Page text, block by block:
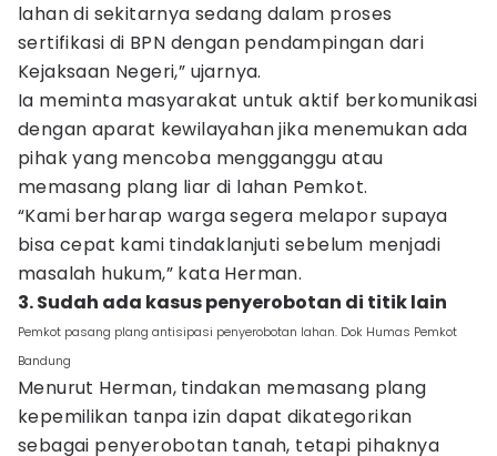
lahan di sekitarnya sedang dalam proses
sertifikasi di BPN dengan pendampingan dari
Kejaksaan Negeri,” ujarnya.
Ia meminta masyarakat untuk aktif berkomunikasi
dengan aparat kewilayahan jika menemukan ada
pihak yang mencoba mengganggu atau
memasang plang liar di lahan Pemkot.
“Kami berharap warga segera melapor supaya
bisa cepat kami tindaklanjuti sebelum menjadi
masalah hukum,” kata Herman.
3. Sudah ada kasus penyerobotan di titik lain
Pemkot pasang plang antisipasi penyerobotan lahan. Dok Humas Pemkot
Bandung
Menurut Herman, tindakan memasang plang
kepemilikan tanpa izin dapat dikategorikan
sebagai penyerobotan tanah, tetapi pihaknya